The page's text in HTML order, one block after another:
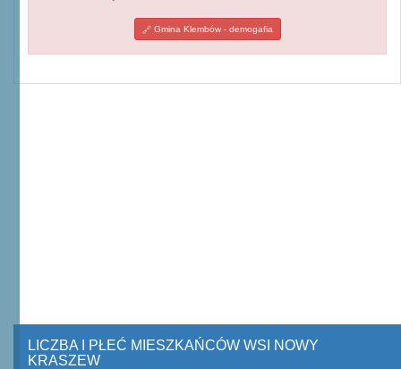
Gmina Klembów - demogafia
LICZBA I PŁEĆ MIESZKAŃCÓW WSI NOWY
KRASZEW